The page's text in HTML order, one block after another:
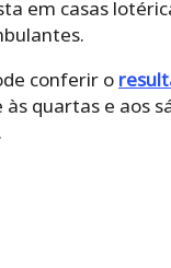
em casas
conferir o
às quartas e aos